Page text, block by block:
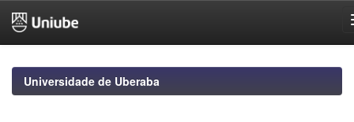
navigationUniversidade de Uberaba